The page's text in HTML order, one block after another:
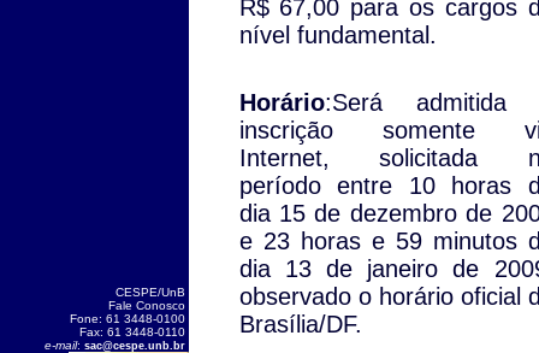
R$ 67,00 para os cargos
nível fundamental.
Horário:Será admitida
inscrição somente
Internet, solicitada
período entre 10 horas
dia 15 de dezembro de
e 23 horas e 59 minutos
dia 13 de janeiro de
observado o horário oficial
Brasília/DF.
CESPE/UnB
Fale Conosco
Fone: 61 3448-0100
Fax: 61 3448-0110
e-mail: sac@cespe.unb.br